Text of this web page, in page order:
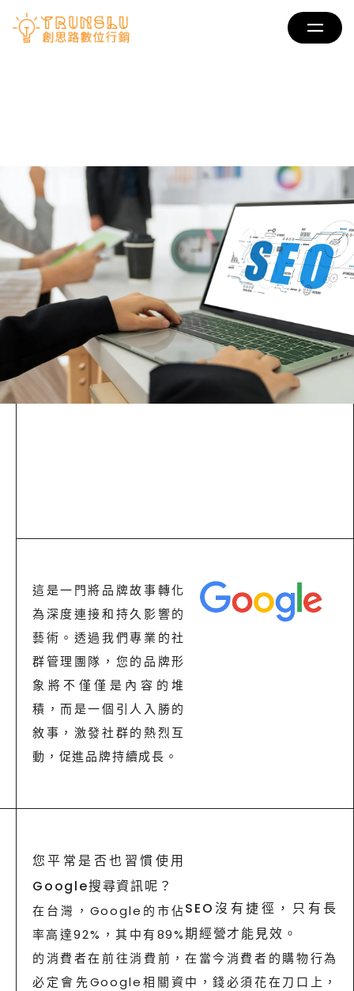
content
Open
這是一門將品牌故事轉化
為深度連接和持久影響的
藝術。透過我們專業的社
群管理團隊，您的品牌形
象將不僅僅是內容的堆
積，而是一個引人入勝的
敘事，激發社群的熱烈互
動，促進品牌持續成長。
您平常是否也習慣使用
Google搜尋資訊呢？
在台灣，Google的市佔
率高達92%，其中有89%
的消費者在前往消費前，
必定會先Google相關資
SEO沒有捷徑，只有長
期經營才能見效。
在當今消費者的購物行為
中，錢必須花在刀口上，